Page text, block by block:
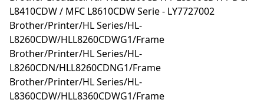
L8410CDW / MFC L8610CDW Serie - LY7727002
Brother/Printer/HL Series/HL-
L8260CDW/HLL8260CDWG1/Frame
Brother/Printer/HL Series/HL-
L8260CDN/HLL8260CDNG1/Frame
Brother/Printer/HL Series/HL-
L8360CDW/HLL8360CDWG1/Frame